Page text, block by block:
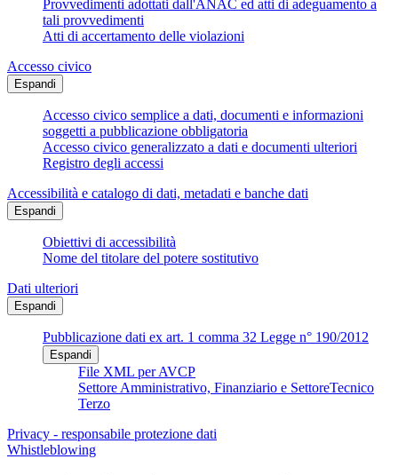
Provvedimenti adottati dall'ANAC ed atti di adeguamento a
tali provvedimenti
Atti di accertamento delle violazioni
Accesso civico
Espandi
Accesso civico semplice a dati, documenti e informazioni
soggetti a pubblicazione obbligatoria
Accesso civico generalizzato a dati e documenti ulteriori
Registro degli accessi
Accessibilità e catalogo di dati, metadati e banche dati
Espandi
Obiettivi di accessibilità
Nome del titolare del potere sostitutivo
Dati ulteriori
Espandi
Pubblicazione dati ex art. 1 comma 32 Legge n° 190/2012
Espandi
File XML per AVCP
Settore Amministrativo, Finanziario e SettoreTecnico
Terzo
Privacy - responsabile protezione dati
Whistleblowing